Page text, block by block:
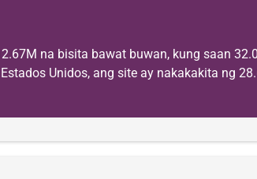
na bisita bawat buwan, kung saan
Unidos, ang site ay nakakakita ng